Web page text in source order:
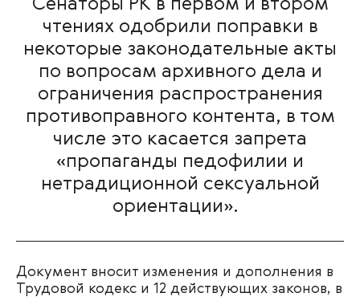
Сенаторы РК в первом и втором
чтениях одобрили поправки в
некоторые законодательные акты
по вопросам архивного дела и
ограничения распространения
противоправного контента, в том
числе это касается запрета
«пропаганды педофилии и
нетрадиционной сексуальной
ориентации».
Документ вносит изменения и дополнения в
Трудовой кодекс и 12 действующих законов, в